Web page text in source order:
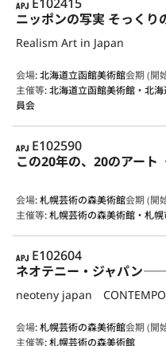
ニッポンの写実 そっくり
Realism Art in Japan
会場:北海道立函館美術館会期 (開
主催等:北海道立函館美術館・北
員会
APJ
E102590
会場:札幌芸術の森美術館会期 (開
主催等:札幌芸術の森美術館・札
APJ
E102604
ネオテニー・ジャパン
会場:札幌芸術の森美術館会期 (開
主催等:札幌芸術の森美術館